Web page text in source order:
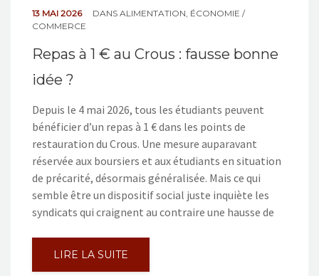
13 MAI 2026 DANS ALIMENTATION, ÉCONOMIE /
COMMERCE
Repas à 1 € au Crous : fausse bonne
idée ?
Depuis le 4 mai 2026, tous les étudiants peuvent
bénéficier d’un repas à 1 € dans les points de
restauration du Crous. Une mesure auparavant
réservée aux boursiers et aux étudiants en situation
de précarité, désormais généralisée. Mais ce qui
semble être un dispositif social juste inquiète les
syndicats qui craignent au contraire une hausse de
LIRE LA SUITE